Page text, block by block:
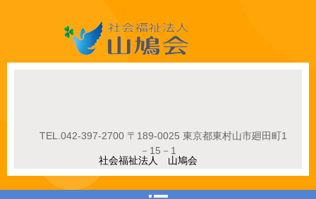
社会福祉法人山鳩会
社会福祉法人 山鳩会
TEL. 042-397-2700 〒189-0025 東京都東村山市廻田町1
－15－1